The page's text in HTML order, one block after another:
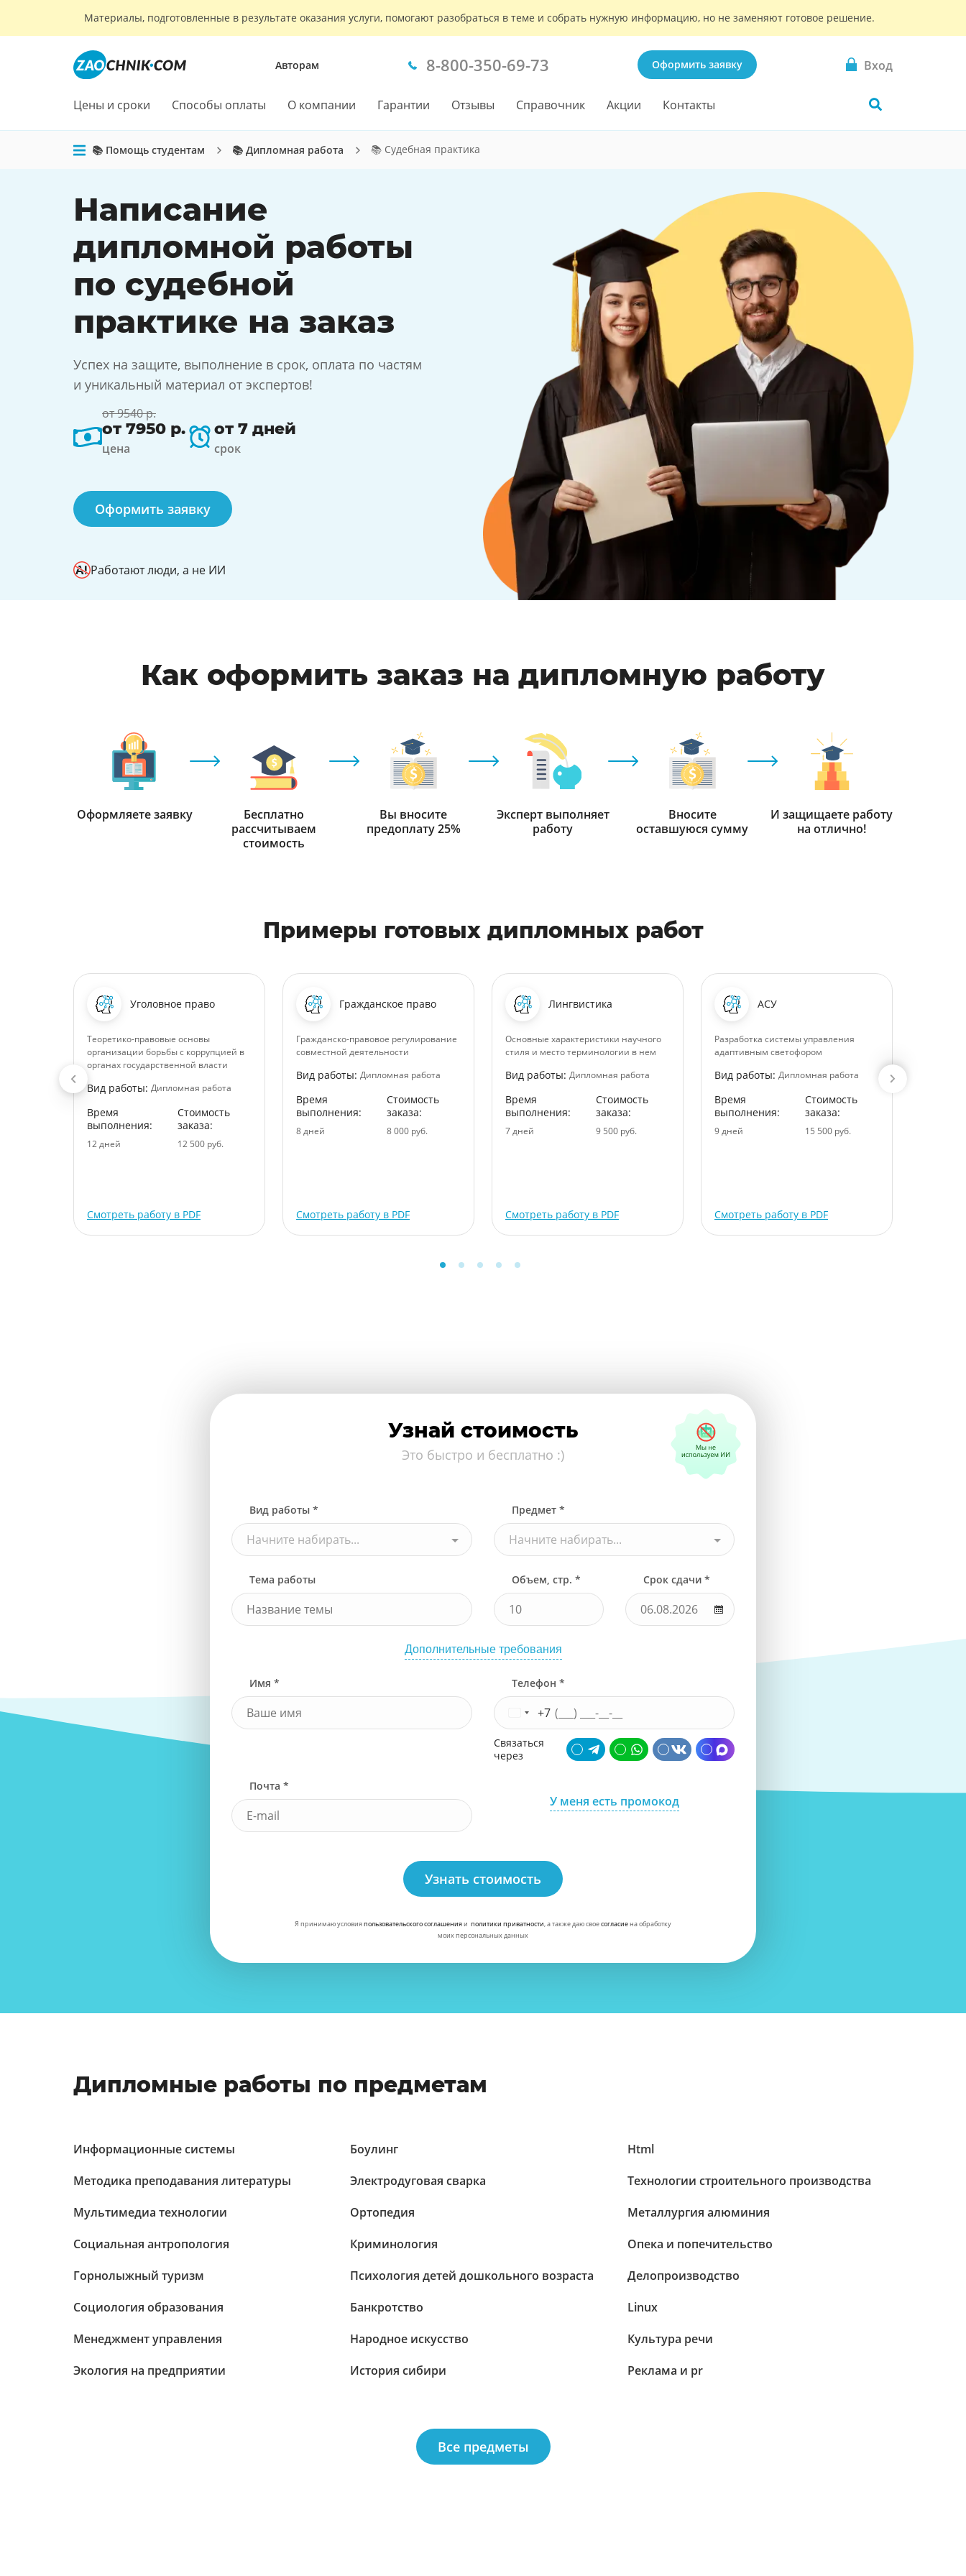
Материалы, подготовленные в результате оказания услуги, помогают разобраться в теме и собрать нужную информацию, но не заменяют готовое решение.
Авторам 8-800-350-69-73 Оформить заявку Вход
Цены и сроки Способы оплаты О компании Гарантии Отзывы Справочник Акции Контакты
📚 Помощь студентам 📚 Дипломная работа 📚 Судебная практика
Написание
дипломной работы
по судебной
практике на заказ
Успех на защите, выполнение в срок, оплата по частям
и уникальный материал от экспертов!
от 9540 р.
от 7950 р.
цена
от 7 дней
срок
Оформить заявку
Работают люди, а не ИИ
Как оформить заказ на дипломную работу
Оформляете заявку
Бесплатно
рассчитываем
стоимость
Вы вносите
предоплату 25%
Эксперт выполняет
работу
Вносите
оставшуюся сумму
И защищаете работу
на отлично!
Примеры готовых дипломных работ
Уголовное право
Теоретико-правовые основы
организации борьбы с коррупцией в
органах государственной власти
Вид работы: Дипломная работа
Время
выполнения:
12 дней
Стоимость
заказа:
12 500 руб.
Смотреть работу в PDF
Гражданское право
Гражданско-правовое регулирование
совместной деятельности
Вид работы: Дипломная работа
Время
выполнения:
8 дней
Стоимость
заказа:
8 000 руб.
Смотреть работу в PDF
Лингвистика
Основные характеристики научного
стиля и место терминологии в нем
Вид работы: Дипломная работа
Время
выполнения:
7 дней
Стоимость
заказа:
9 500 руб.
Смотреть работу в PDF
АСУ
Разработка системы управления
адаптивным светофором
Вид работы: Дипломная работа
Время
выполнения:
9 дней
Стоимость
заказа:
15 500 руб.
Смотреть работу в PDF
Узнай стоимость
Это быстро и бесплатно :)
Вид работы *
Начните набирать...
Предмет *
Начните набирать...
Тема работы Объем, стр. * Срок сдачи *
Дополнительные требования
Имя * Телефон *
+7
Связаться
через
Почта *
У меня есть промокод
Узнать стоимость
Я принимаю условияпользовательского соглашенияи политики приватности, а также даю своесогласиена обработку
моих персональных данных
Дипломные работы по предметам
Информационные системы
Методика преподавания литературы
Мультимедиа технологии
Социальная антропология
Горнолыжный туризм
Социология образования
Менеджмент управления
Экология на предприятии
Боулинг
Электродуговая сварка
Ортопедия
Криминология
Психология детей дошкольного возраста
Банкротство
Народное искусство
История сибири
Html
Технологии строительного производства
Металлургия алюминия
Опека и попечительство
Делопроизводство
Linux
Культура речи
Реклама и pr
Все предметы